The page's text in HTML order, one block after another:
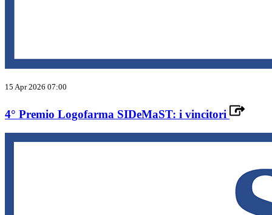
15 Apr 2026 07:00
4° Premio Logofarma SIDeMaST: i vincitori